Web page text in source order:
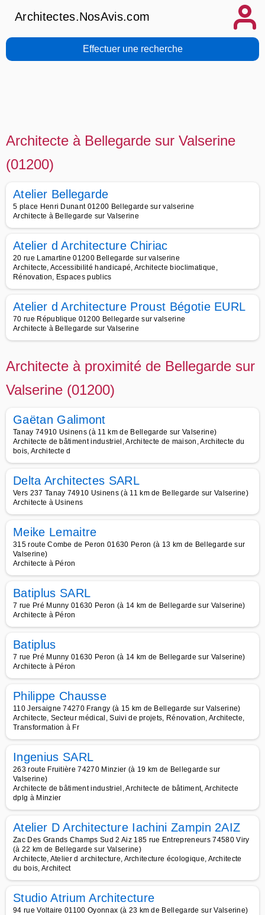
Architectes.NosAvis.com
Effectuer une recherche
Architecte à Bellegarde sur Valserine
(01200)
Atelier Bellegarde
5 place Henri Dunant 01200 Bellegarde sur valserine
Architecte à Bellegarde sur Valserine
Atelier d Architecture Chiriac
20 rue Lamartine 01200 Bellegarde sur valserine
Architecte, Accessibilité handicapé, Architecte bioclimatique,
Rénovation, Espaces publics
Atelier d Architecture Proust Bégotie EURL
70 rue République 01200 Bellegarde sur valserine
Architecte à Bellegarde sur Valserine
Architecte à proximité de Bellegarde sur
Valserine (01200)
Gaëtan Galimont
Tanay 74910 Usinens (à 11 km de Bellegarde sur Valserine)
Architecte de bâtiment industriel, Architecte de maison, Architecte du
bois, Architecte d
Delta Architectes SARL
Vers 237 Tanay 74910 Usinens (à 11 km de Bellegarde sur Valserine)
Architecte à Usinens
Meike Lemaitre
315 route Combe de Peron 01630 Peron (à 13 km de Bellegarde sur
Valserine)
Architecte à Péron
Batiplus SARL
7 rue Pré Munny 01630 Peron (à 14 km de Bellegarde sur Valserine)
Architecte à Péron
Batiplus
7 rue Pré Munny 01630 Peron (à 14 km de Bellegarde sur Valserine)
Architecte à Péron
Philippe Chausse
110 Jersaigne 74270 Frangy (à 15 km de Bellegarde sur Valserine)
Architecte, Secteur médical, Suivi de projets, Rénovation, Architecte,
Transformation à Fr
Ingenius SARL
263 route Fruitière 74270 Minzier (à 19 km de Bellegarde sur
Valserine)
Architecte de bâtiment industriel, Architecte de bâtiment, Architecte
dplg à Minzier
Atelier D Architecture Iachini Zampin 2AIZ
Zac Des Grands Champs Sud 2 Aiz 185 rue Entrepreneurs 74580 Viry
(à 22 km de Bellegarde sur Valserine)
Architecte, Atelier d architecture, Architecture écologique, Architecte
du bois, Architect
Studio Atrium Architecture
94 rue Voltaire 01100 Oyonnax (à 23 km de Bellegarde sur Valserine)